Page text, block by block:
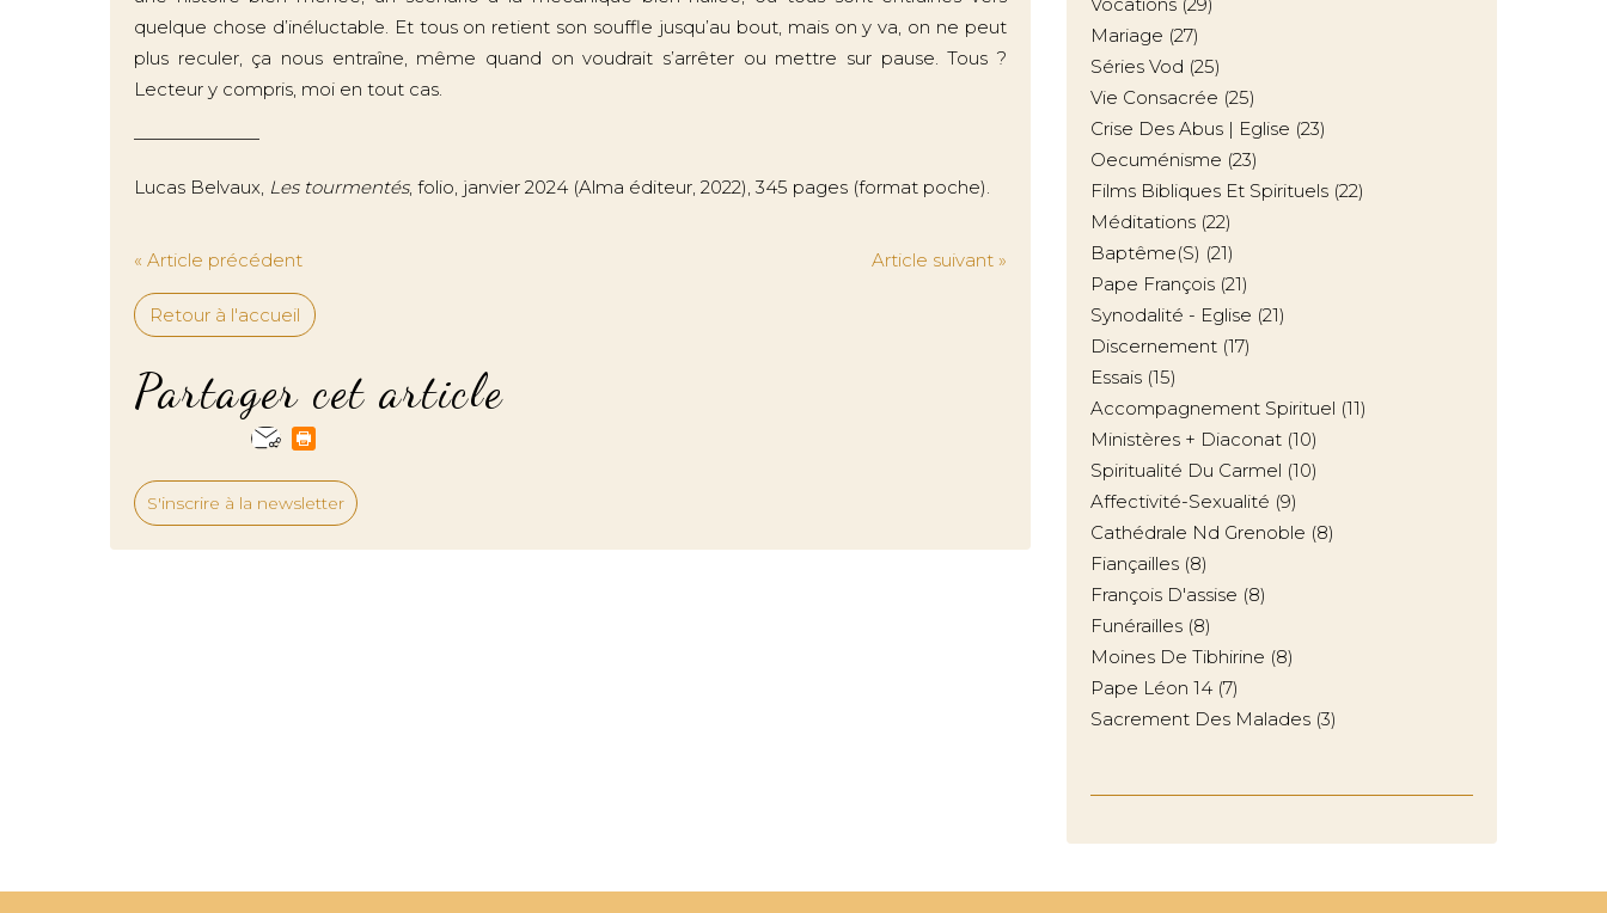
quelque chose d’inéluctable. Et tous on retient son souffle jusqu’au bout, mais on y va, on ne peut
plus reculer, ça nous entraîne, même quand on voudrait s’arrêter ou mettre sur pause. Tous ?
Lecteur y compris, moi en tout cas.
———————
Lucas Belvaux, Les tourmentés, folio, janvier 2024 (Alma éditeur, 2022), 345 pages (format poche).
« Article précédent Article suivant »
Retour à l'accueil
Partager cet article
S'inscrire à la newsletter
Mariage (27)
Séries Vod (25)
Vie Consacrée (25)
Crise Des Abus | Eglise (23)
Oecuménisme (23)
Films Bibliques Et Spirituels (22)
Méditations (22)
Baptême(s) (21)
Pape François (21)
Synodalité - Eglise (21)
Discernement (17)
Essais (15)
Accompagnement Spirituel (11)
Ministères + Diaconat (10)
Spiritualité Du Carmel (10)
Affectivité-Sexualité (9)
Cathédrale Nd Grenoble (8)
Fiançailles (8)
François D'assise (8)
Funérailles (8)
Moines De Tibhirine (8)
Pape Léon 14 (7)
Sacrement Des Malades (3)